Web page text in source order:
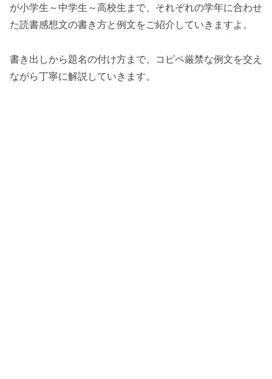
が小学生～中学生～高校生まで、それぞれの学年に合わせ
た読書感想文の書き方と例文をご紹介していきますよ。
書き出しから題名の付け方まで、コピペ厳禁な例文を交え
ながら丁寧に解説していきます。